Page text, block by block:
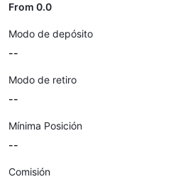
From 0.0
Modo de depósito
--
Modo de retiro
--
Mínima Posición
--
Comisión